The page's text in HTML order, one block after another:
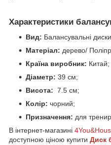
Характеристики
Вид: Балансувальні
Матеріал: дерево/
Країна виробник: Китай;
Діаметр: 39 см;
Висота: 7.5 см;
Колір: чорний;
Призначення: для
В інтернет-магазині
доступною ціною купити Диск